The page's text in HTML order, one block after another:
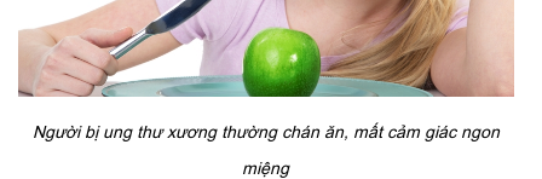
Người bị ung thư xương thường chán ăn, mất cảm giác ngon
miệng